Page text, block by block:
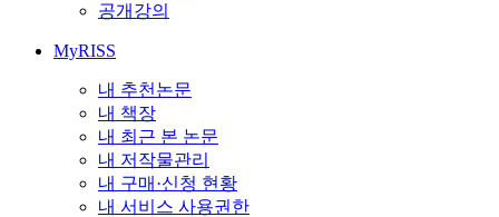
공개강의
MyRISS
내 추천논문
내 책장
내 최근 본 논문
내 저작물관리
내 구매·신청 현황
내 서비스 사용권한